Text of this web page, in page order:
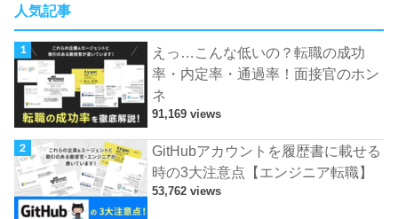
人気記事
えっ…こんな低いの？転職の成功
率・内定率・通過率！面接官のホン
ネ
91,169 views
GitHubアカウントを履歴書に載せる
時の3大注意点【エンジニア転職】
53,762 views